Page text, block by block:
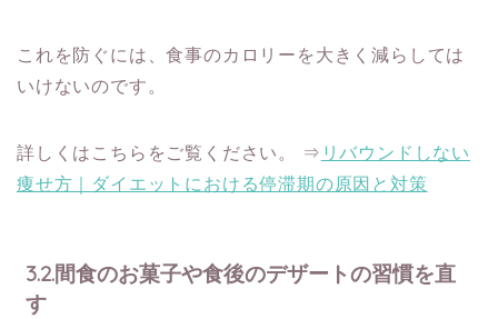
これを防ぐには、食事のカロリーを大きく減らしては
いけないのです。
詳しくはこちらをご覧ください。 ⇒ リバウンドしない
痩せ方｜ダイエットにおける停滞期の原因と対策
3.2.間食のお菓子や食後のデザートの習慣を直
す